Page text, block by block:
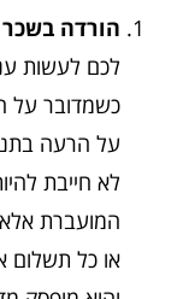
הורדה בשכר
לכם לעשות
כשמדובר על
על הרעה
לא חייבת
המועברת אלא
או כל תשלום